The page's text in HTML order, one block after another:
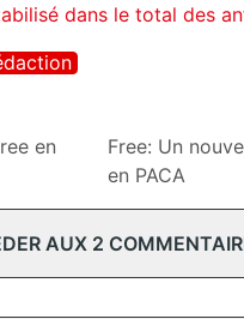
dans le total des
en
Free: Un
en PACA
AUX 2